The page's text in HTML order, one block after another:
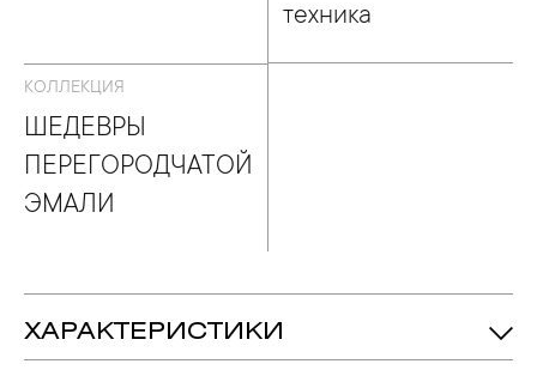
техника
КОЛЛЕКЦИЯ
ШЕДЕВРЫ
ПЕРЕГОРОДЧАТОЙ
ЭМАЛИ
ХАРАКТЕРИСТИКИ